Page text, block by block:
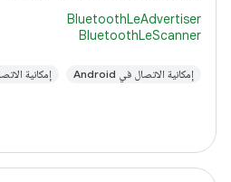
BluetoothLeAdvertiser
BluetoothLeScanner
إمكانية الاتصال في Android إمكانية